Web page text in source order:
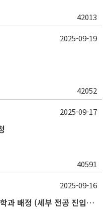
42013
42052
2025-09-19
40591
2025-09-17
(10/28 ~ 11/12) 2026년 1학기 학과 배정 (세부 전공 진입) 안내
2025-09-16